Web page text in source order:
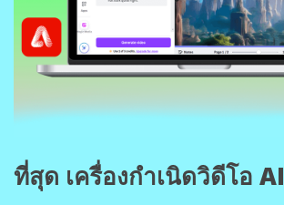
ที่สุด เครื่องกำเนิดวิดีโอ AI